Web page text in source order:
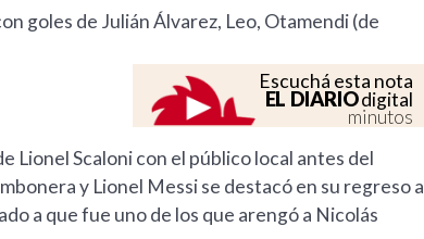
goles de Julián Álvarez, Leo, Otamendi (de
Escuchá esta nota
EL DIARIOdigital
minutos
Lionel Scaloni con el público local antes del
y Lionel Messi se destacó en su regreso a
a que fue uno de los que arengó a Nicolás